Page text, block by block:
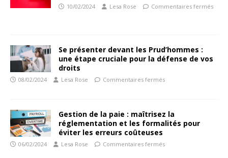
10/02/2024 Lesa Rose Commentaires fermés
Se présenter devant les Prud’hommes :
une étape cruciale pour la défense de vos
droits
08/02/2024 Lesa Rose Commentaires fermés
Gestion de la paie : maîtrisez la
réglementation et les formalités pour
éviter les erreurs coûteuses
06/02/2024 Lesa Rose Commentaires fermés